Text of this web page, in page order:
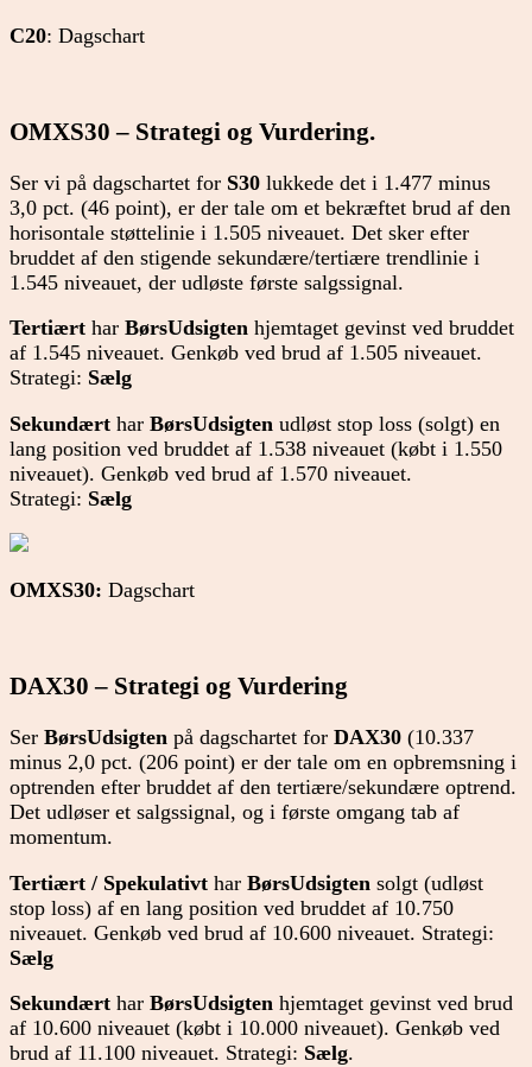
C20: Dagschart
OMXS30 – Strategi og Vurdering.
Ser vi på dagschartet for S30 lukkede det i 1.477 minus
3,0 pct. (46 point), er der tale om et bekræftet brud af den
horisontale støttelinie i 1.505 niveauet. Det sker efter
bruddet af den stigende sekundære/tertiære trendlinie i
1.545 niveauet, der udløste første salgssignal.
Tertiært har BørsUdsigten hjemtaget gevinst ved bruddet
af 1.545 niveauet. Genkøb ved brud af 1.505 niveauet.
Strategi: Sælg
Sekundært har BørsUdsigten udløst stop loss (solgt) en
lang position ved bruddet af 1.538 niveauet (købt i 1.550
niveauet). Genkøb ved brud af 1.570 niveauet.
Strategi: Sælg
OMXS30: Dagschart
DAX30 – Strategi og Vurdering
Ser BørsUdsigten på dagschartet for DAX30 (10.337
minus 2,0 pct. (206 point) er der tale om en opbremsning i
optrenden efter bruddet af den tertiære/sekundære optrend.
Det udløser et salgssignal, og i første omgang tab af
momentum.
Tertiært / Spekulativt har BørsUdsigten solgt (udløst
stop loss) af en lang position ved bruddet af 10.750
niveauet. Genkøb ved brud af 10.600 niveauet. Strategi:
Sælg
Sekundært har BørsUdsigten hjemtaget gevinst ved brud
af 10.600 niveauet (købt i 10.000 niveauet). Genkøb ved
brud af 11.100 niveauet. Strategi: Sælg.